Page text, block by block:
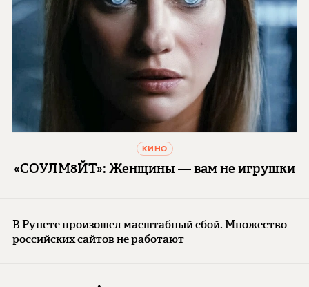
КИНО
«СОУЛМ8ЙТ»: Женщины — вам не игрушки
В Рунете произошел масштабный сбой. Множество
российских сайтов не работают